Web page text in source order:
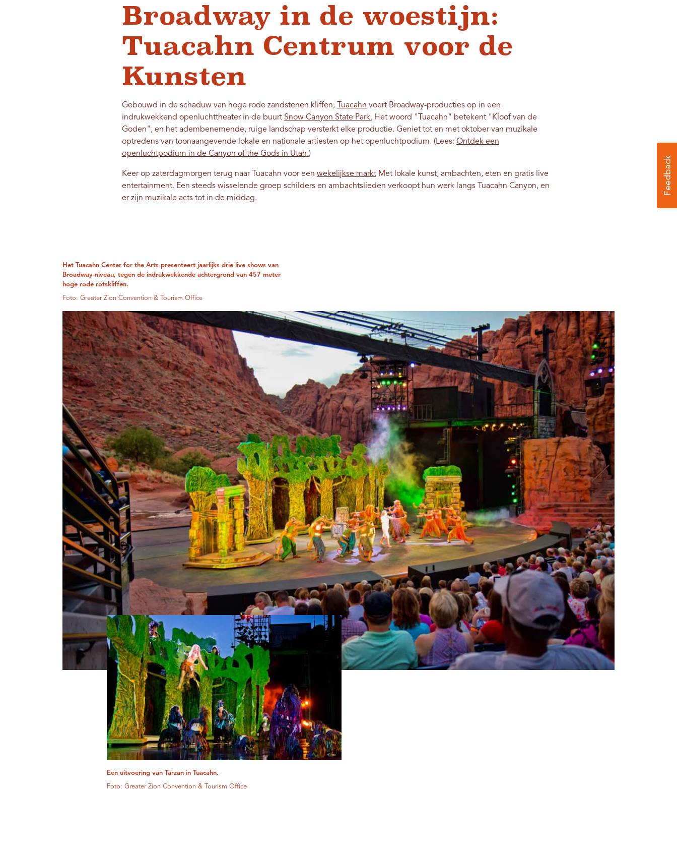
Broadway in de woestijn:
Tuacahn Centrum voor de
Kunsten
Gebouwd in de schaduw van hoge rode zandstenen kliffen, Tuacahn voert Broadway-producties op in een
indrukwekkend openluchttheater in de buurt Snow Canyon State Park. Het woord "Tuacahn" betekent "Kloof van de
Goden", en het adembenemende, ruige landschap versterkt elke productie. Geniet tot en met oktober van muzikale
optredens van toonaangevende lokale en nationale artiesten op het openluchtpodium. (Lees: Ontdek een
openluchtpodium in de Canyon of the Gods in Utah.)
Keer op zaterdagmorgen terug naar Tuacahn voor een wekelijkse marktMet lokale kunst, ambachten, eten en gratis live
entertainment. Een steeds wisselende groep schilders en ambachtslieden verkoopt hun werk langs Tuacahn Canyon, en
er zijn muzikale acts tot in de middag.
Een uitvoering van Tarzan in Tuacahn.
Foto: Greater Zion Convention & Tourism Office
Het Tuacahn Center for the Arts presenteert jaarlijks drie live shows van
Broadway-niveau, tegen de indrukwekkende achtergrond van 457 meter
hoge rode rotskliffen.
Foto: Greater Zion Convention & Tourism Office